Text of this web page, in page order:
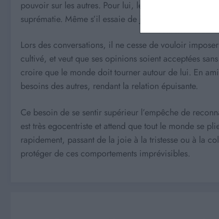
pouvoir sur les autres. Pour lui, les autres ne sont
suprématie. Même s’il essaie de jouer la carte de
Lors des conversations, il ne cesse de vouloir
cultivé, et veut que ses opinions soient acceptées
croire que le monde doit tourner autour de lui. En
besoins des autres, rendant la relation épuisante.
Ce besoin de se sentir supérieur l’empêche de
est très egocentriste et attend que tout le monde se
rapidement, passant de la joie à la tristesse ou à la
protéger de ces comportements imprévisibles.